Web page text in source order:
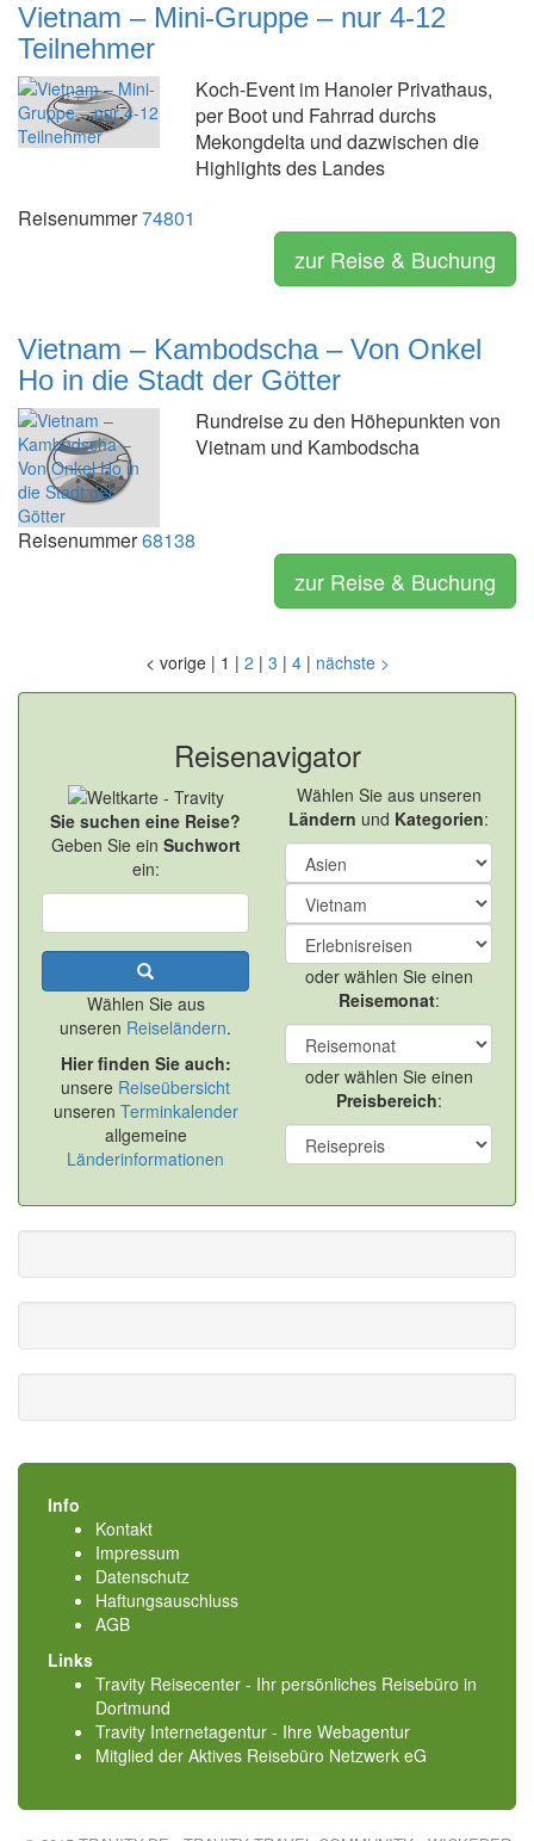
Vietnam – Mini-Gruppe – nur 4-12
Teilnehmer
Koch-Event im Hanoier Privathaus,
per Boot und Fahrrad durchs
Mekongdelta und dazwischen die
Highlights des Landes
Reisenummer74801
zur Reise & Buchung
Vietnam – Kambodscha – Von Onkel
Ho in die Stadt der Götter
Rundreise zu den Höhepunkten von
Vietnam und Kambodscha
Reisenummer68138
zur Reise & Buchung
< vorige | 1 | 2 | 3 | 4| nächste >
Reisenavigator
Sie suchen eine Reise?
Geben Sie ein Suchwort
ein:
Wählen Sie aus
unseren Reiseländern.
Hier finden Sie auch:
unsere Reiseübersicht
unseren Terminkalender
allgemeine
Länderinformationen
Wählen Sie aus unseren
Ländern und Kategorien:
oder wählen Sie einen
Reisemonat:
oder wählen Sie einen
Preisbereich:
Info
Kontakt
Impressum
Datenschutz
Haftungsauschluss
AGB
Links
Travity Reisecenter - Ihr persönliches Reisebüro in
Dortmund
Travity Internetagentur - Ihre Webagentur
Mitglied der Aktives Reisebüro Netzwerk eG